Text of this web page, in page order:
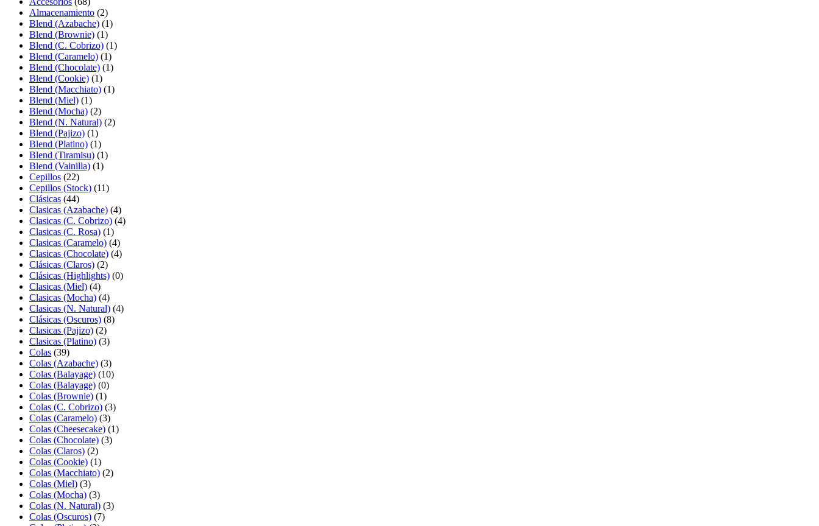
Almacenamiento (2)
Blend (Azabache) (1)
Blend (Brownie) (1)
Blend (C. Cobrizo) (1)
Blend (Caramelo) (1)
Blend (Chocolate) (1)
Blend (Cookie) (1)
Blend (Macchiato) (1)
Blend (Miel) (1)
Blend (Mocha) (2)
Blend (N. Natural) (2)
Blend (Pajizo) (1)
Blend (Platino) (1)
Blend (Tiramisu) (1)
Blend (Vainilla) (1)
Cepillos (22)
Cepillos (Stock) (11)
Clásicas (44)
Clasicas (Azabache) (4)
Clasicas (C. Cobrizo) (4)
Clasicas (C. Rosa) (1)
Clasicas (Caramelo) (4)
Clasicas (Chocolate) (4)
Clásicas (Claros) (2)
Clásicas (Highlights) (0)
Clasicas (Miel) (4)
Clasicas (Mocha) (4)
Clasicas (N. Natural) (4)
Clásicas (Oscuros) (8)
Clasicas (Pajizo) (2)
Clasicas (Platino) (3)
Colas (39)
Colas (Azabache) (3)
Colas (Balayage) (10)
Colas (Balayage) (0)
Colas (Brownie) (1)
Colas (C. Cobrizo) (3)
Colas (Caramelo) (3)
Colas (Cheesecake) (1)
Colas (Chocolate) (3)
Colas (Claros) (2)
Colas (Cookie) (1)
Colas (Macchiato) (2)
Colas (Miel) (3)
Colas (Mocha) (3)
Colas (N. Natural) (3)
Colas (Oscuros) (7)